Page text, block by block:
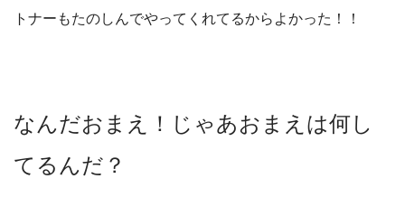
トナーもたのしんでやってくれてるからよかった！！
なんだおまえ！じゃあおまえは何し
てるんだ？